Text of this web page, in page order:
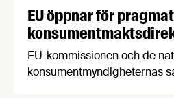
EU öppnar för
EU-kommissionen och de
konsumentmyndigheternas